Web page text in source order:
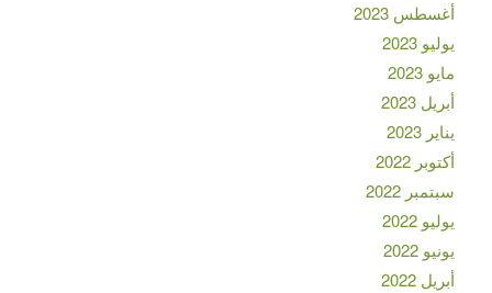
أغسطس 2023
يوليو 2023
مايو 2023
أبريل 2023
يناير 2023
أكتوبر 2022
سبتمبر 2022
يوليو 2022
يونيو 2022
أبريل 2022